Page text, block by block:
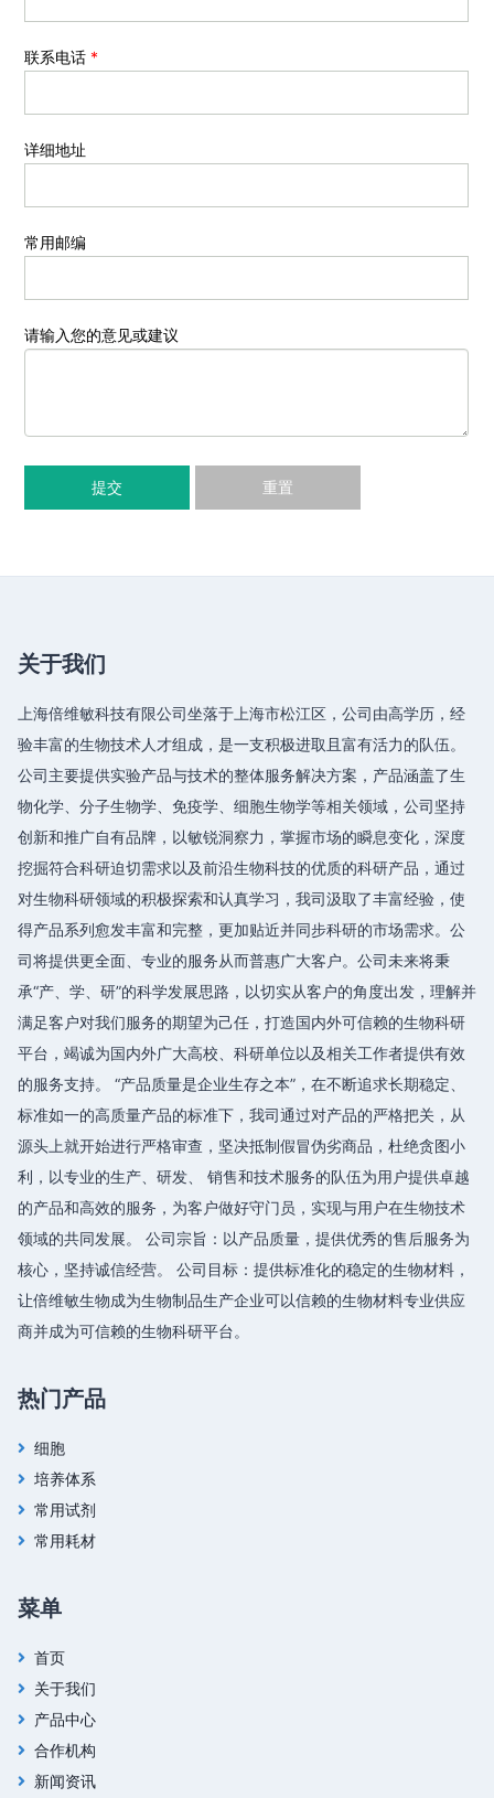
联系电话 *
详细地址
常用邮编
请输入您的意见或建议
提交 重置
关于我们
上海倍维敏科技有限公司坐落于上海市松江区，公司由高学历，经
验丰富的生物技术人才组成，是一支积极进取且富有活力的队伍。
公司主要提供实验产品与技术的整体服务解决方案，产品涵盖了生
物化学、分子生物学、免疫学、细胞生物学等相关领域，公司坚持
创新和推广自有品牌，以敏锐洞察力，掌握市场的瞬息变化，深度
挖掘符合科研迫切需求以及前沿生物科技的优质的科研产品，通过
对生物科研领域的积极探索和认真学习，我司汲取了丰富经验，使
得产品系列愈发丰富和完整，更加贴近并同步科研的市场需求。公
司将提供更全面、专业的服务从而普惠广大客户。公司未来将秉
承“产、学、研”的科学发展思路，以切实从客户的角度出发，理解并
满足客户对我们服务的期望为己任，打造国内外可信赖的生物科研
平台，竭诚为国内外广大高校、科研单位以及相关工作者提供有效
的服务支持。 “产品质量是企业生存之本”，在不断追求长期稳定、
标准如一的高质量产品的标准下，我司通过对产品的严格把关，从
源头上就开始进行严格审查，坚决抵制假冒伪劣商品，杜绝贪图小
利，以专业的生产、研发、 销售和技术服务的队伍为用户提供卓越
的产品和高效的服务，为客户做好守门员，实现与用户在生物技术
领域的共同发展。 公司宗旨：以产品质量，提供优秀的售后服务为
核心，坚持诚信经营。 公司目标：提供标准化的稳定的生物材料，
让倍维敏生物成为生物制品生产企业可以信赖的生物材料专业供应
商并成为可信赖的生物科研平台。
热门产品
细胞
培养体系
常用试剂
常用耗材
菜单
首页
关于我们
产品中心
合作机构
新闻资讯